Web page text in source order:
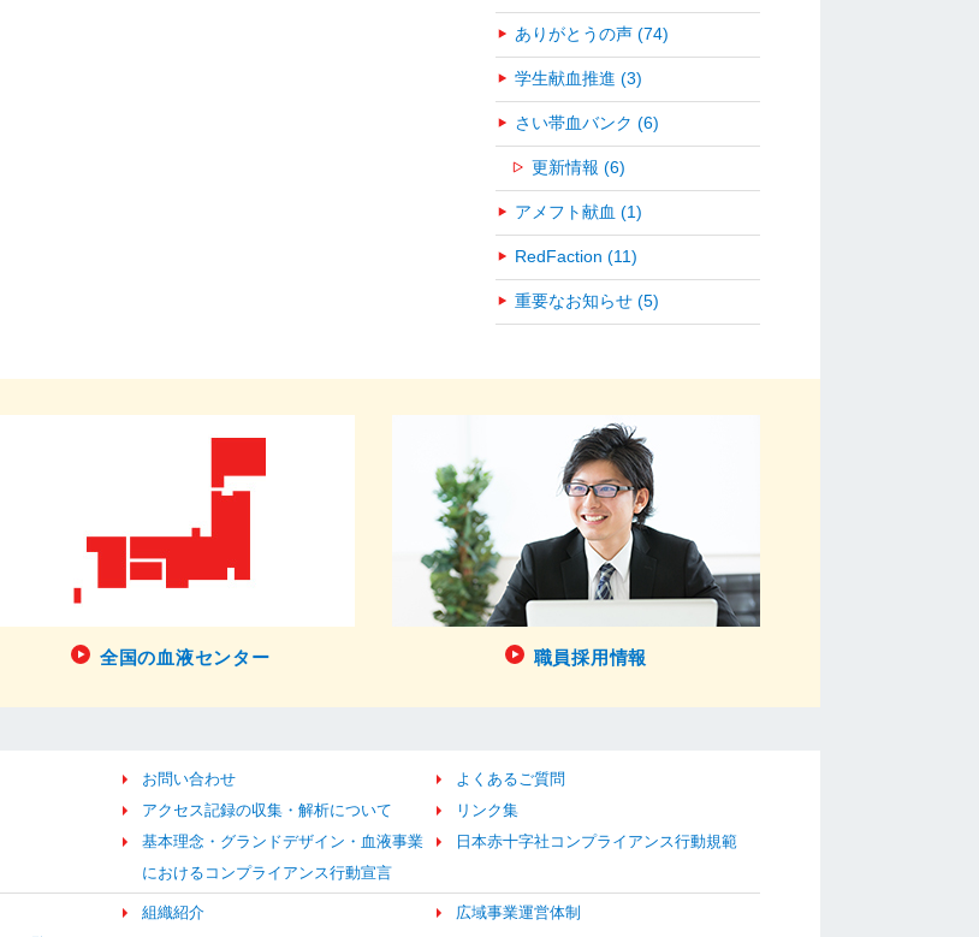
ありがとうの声 (74)
学生献血推進 (3)
さい帯血バンク (6)
更新情報 (6)
アメフト献血 (1)
RedFaction (11)
重要なお知らせ (5)
全国の血液センター 職員採用情報
お問い合わせ
よくあるご質問
アクセス記録の収集・解析について
リンク集
基本理念・グランドデザイン・血液事業
におけるコンプライアンス行動宣言
日本赤十字社コンプライアンス行動規範
組織紹介
広域事業運営体制